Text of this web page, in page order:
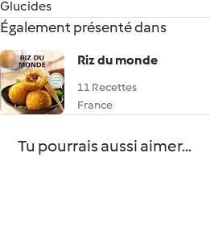
Glucides
Également présenté dans
Riz du monde
11 Recettes
France
Tu pourrais aussi aimer...